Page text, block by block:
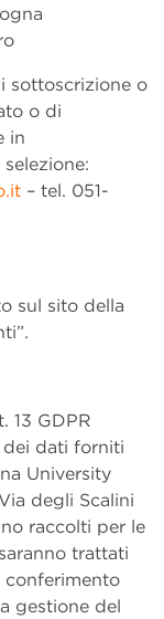
sottoscrizione o
o di
in
– tel. 051-
sul sito della
13 GDPR
dati forniti
University
degli Scalini
raccolti per le
trattati
conferimento
gestione del